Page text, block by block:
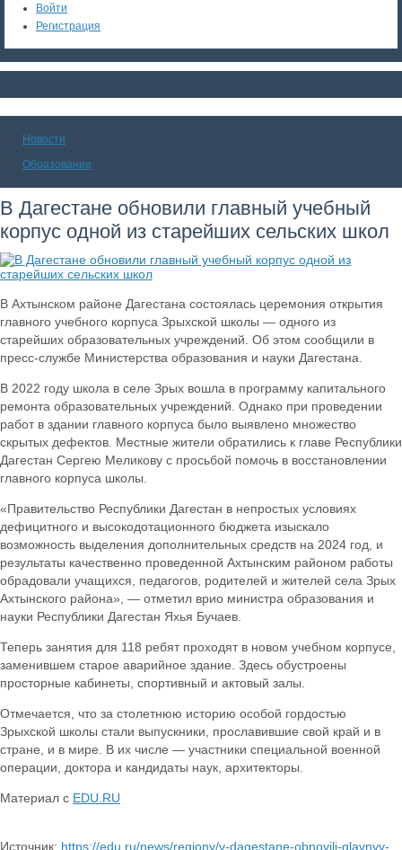
Войти
Регистрация
Новости
Образование
В Дагестане обновили главный учебный
корпус одной из старейших сельских школ
В Ахтынском районе Дагестана состоялась церемония открытия
главного учебного корпуса Зрыхской школы — одного из
старейших образовательных учреждений. Об этом сообщили в
пресс-службе Министерства образования и науки Дагестана.
В 2022 году школа в селе Зрых вошла в программу капитального
ремонта образовательных учреждений. Однако при проведении
работ в здании главного корпуса было выявлено множество
скрытых дефектов. Местные жители обратились к главе Республики
Дагестан Сергею Меликову с просьбой помочь в восстановлении
главного корпуса школы.
«Правительство Республики Дагестан в непростых условиях
дефицитного и высокодотационного бюджета изыскало
возможность выделения дополнительных средств на 2024 год, и
результаты качественно проведенной Ахтынским районом работы
обрадовали учащихся, педагогов, родителей и жителей села Зрых
Ахтынского района», — отметил врио министра образования и
науки Республики Дагестан Яхья Бучаев.
Теперь занятия для 118 ребят проходят в новом учебном корпусе,
заменившем старое аварийное здание. Здесь обустроены
просторные кабинеты, спортивный и актовый залы.
Отмечается, что за столетнюю историю особой гордостью
Зрыхской школы стали выпускники, прославившие свой край и в
стране, и в мире. В их числе — участники специальной военной
операции, доктора и кандидаты наук, архитекторы.
Материал с EDU.RU
Источник: https://edu.ru/news/regiony/v-dagestane-obnovili-glavnyy-